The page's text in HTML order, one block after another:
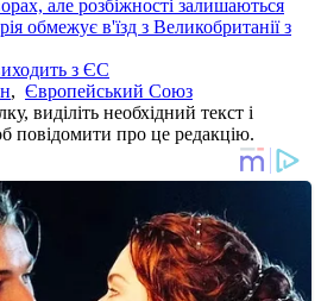
але розбіжності залишаються
обмежує в'їзд з Великобританії з
з ЄС
, Європейський Союз
виділіть необхідний текст і
повідомити про це редакцію.